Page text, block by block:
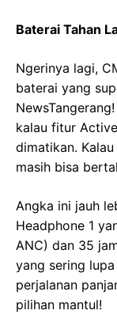
Baterai Tahan
Ngerinya lagi,
baterai yang
kalau fitur
dimatikan.
masih bisa
Angka ini jauh
Headphone 1
ANC) dan 35
yang sering
perjalanan
pilihan mantul!